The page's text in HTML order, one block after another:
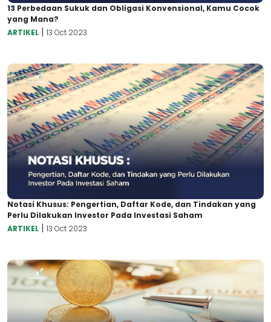
13 Perbedaan Sukuk dan Obligasi Konvensional, Kamu Cocok
yang Mana?
ARTIKEL | 13 Oct 2023
Notasi Khusus: Pengertian, Daftar Kode, dan Tindakan yang
Perlu Dilakukan Investor Pada Investasi Saham
ARTIKEL | 13 Oct 2023